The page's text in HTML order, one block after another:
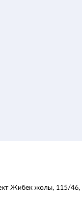
Жибек жолы, 115/